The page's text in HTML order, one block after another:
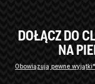
DOŁĄCZ DO
NA
Obowiązują pewne wyjątki*